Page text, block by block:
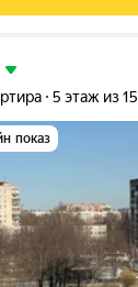
5 этаж из 15
показ